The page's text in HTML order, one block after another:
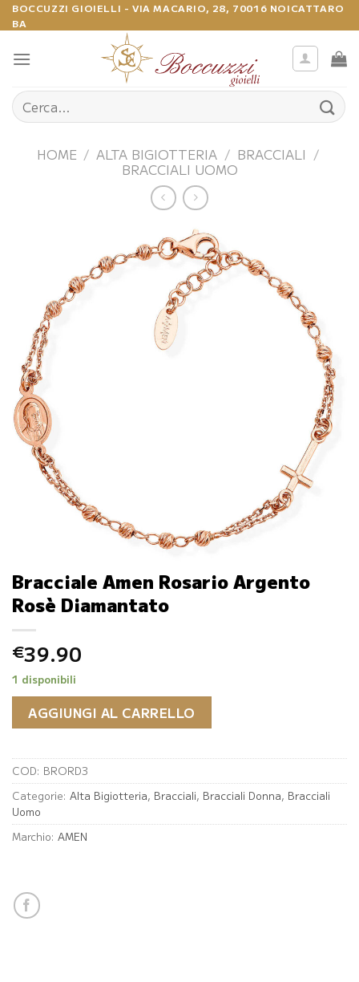
Salta
ai
contenuti
BOCCUZZI GIOIELLI - VIA MACARIO, 28, 70016 NOICATTARO
BA
Cerca:
HOME / ALTA BIGIOTTERIA / BRACCIALI /
BRACCIALI UOMO
Bracciale Amen Rosario Argento
Rosè Diamantato
€39.90
1 disponibili
AGGIUNGI AL CARRELLO
COD: BRORD3
Categorie: Alta Bigiotteria, Bracciali, Bracciali Donna, Bracciali
Uomo
Marchio: AMEN